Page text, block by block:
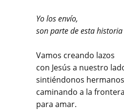
Yo los envío,
son parte de esta historia
Vamos creando lazos
con Jesús a nuestro
sintiéndonos
caminando a la
para amar.